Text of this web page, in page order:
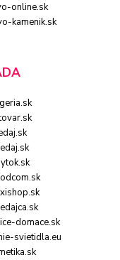
online.sk
kamenik.sk
domace.sk
svietidla.eu